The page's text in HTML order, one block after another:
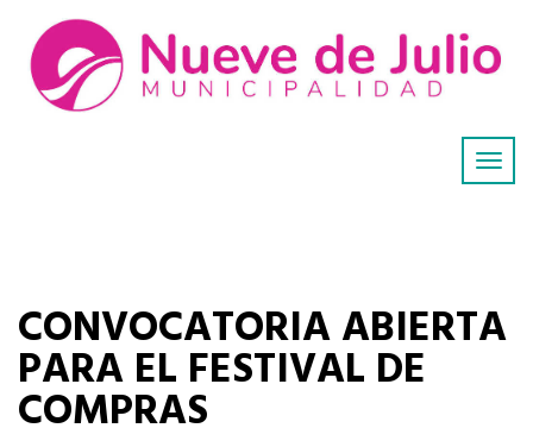
CONVOCATORIA ABIERTA
PARA EL FESTIVAL DE
COMPRAS